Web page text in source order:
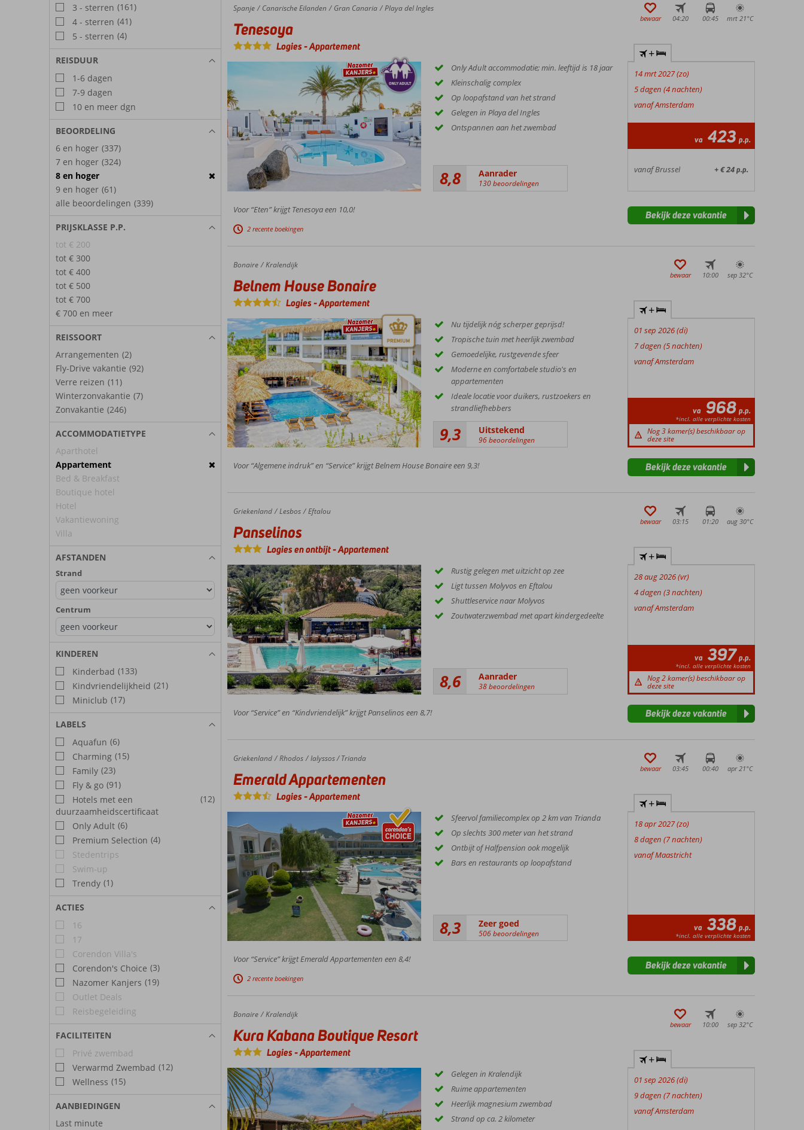
3 - sterren (161)
4 - sterren (41)
5 - sterren (4)
REISDUUR
1-6 dagen
7-9 dagen
10 en meer dgn
BEOORDELING
6 en hoger (337)
7 en hoger (324)
8 en hoger
9 en hoger (61)
alle beoordelingen (339)
PRIJSKLASSE P.P.
tot € 200
tot € 300
tot € 400
tot € 500
tot € 700
€ 700 en meer
REISSOORT
Arrangementen (2)
Fly-Drive vakantie (92)
Verre reizen (11)
Winterzonvakantie (7)
Zonvakantie (246)
ACCOMMODATIETYPE
Aparthotel
Appartement
Bed & Breakfast
Boutique hotel
Hotel
Vakantiewoning
Villa
AFSTANDEN
Strand
Centrum
KINDEREN
Kinderbad (133)
Kindvriendelijkheid (21)
Miniclub (17)
LABELS
Aquafun (6)
Charming (15)
Family (23)
Fly & go (91)
Hotels met een
duurzaamheidscertificaat
(12)
Only Adult (6)
Premium Selection (4)
Stedentrips
Swim-up
Trendy (1)
ACTIES
16
17
Corendon Villa's
Corendon's Choice (3)
Nazomer Kanjers (19)
Outlet Deals
Reisbegeleiding
FACILITEITEN
Privé zwembad
Verwarmd Zwembad (12)
Wellness (15)
AANBIEDINGEN
Last minute
Home
Spanje Canarische Eilanden Gran Canaria Playa del Ingles
Tenesoya
Tenesoya
Logies-Appartement
bewaar 04:20 00:45 mrt 21°C
Only Adult accommodatie; min. leeftijd is 18 jaar
Kleinschalig complex
Op loopafstand van het strand
Gelegen in Playa del Ingles
Ontspannen aan het zwembad
8,8 Aanrader
130 beoordelingen
+
14 mrt 2027 (zo)
5 dagen (4 nachten)
vanaf Amsterdam
va 423 p.p.
vanaf Brussel + € 24p.p.
Voor “Eten” krijgt Tenesoya een 10,0!
2 recente boekingen
Bekijk deze vakantie
Home
Bonaire Kralendijk
Belnem House Bonaire
Belnem House Bonaire
Logies-Appartement
bewaar 10:00 sep 32°C
Nu tijdelijk nóg scherper geprijsd!
Tropische tuin met heerlijk zwembad
Gemoedelijke, rustgevende sfeer
Moderne en comfortabele studio's en
appartementen
Ideale locatie voor duikers, rustzoekers en
strandliefhebbers
9,3 Uitstekend
96 beoordelingen
+
01 sep 2026 (di)
7 dagen (5 nachten)
vanaf Amsterdam
va 968 p.p.
*incl. alle verplichte kosten
Nog 3 kamer(s) beschikbaar op
deze site
Voor “Algemene indruk” en “Service” krijgt Belnem House Bonaire een 9,3! Bekijk deze vakantie
Home
Griekenland Lesbos Eftalou
Panselinos
Panselinos
Logies en ontbijt-Appartement
bewaar 03:15 01:20 aug 30°C
Rustig gelegen met uitzicht op zee
Ligt tussen Molyvos en Eftalou
Shuttleservice naar Molyvos
Zoutwaterzwembad met apart kindergedeelte
8,6 Aanrader
38 beoordelingen
+
28 aug 2026 (vr)
4 dagen (3 nachten)
vanaf Amsterdam
va 397 p.p.
*incl. alle verplichte kosten
Nog 2 kamer(s) beschikbaar op
deze site
Voor “Service” en “Kindvriendelijk” krijgt Panselinos een 8,7! Bekijk deze vakantie
Home
Griekenland Rhodos Ialyssos / Trianda
Emerald Appartementen
Emerald Appartementen
Logies-Appartement
bewaar 03:45 00:40 apr 21°C
Sfeervol familiecomplex op 2 km van Trianda
Op slechts 300 meter van het strand
Ontbijt of Halfpension ook mogelijk
Bars en restaurants op loopafstand
8,3 Zeer goed
506 beoordelingen
+
18 apr 2027 (zo)
8 dagen (7 nachten)
vanaf Maastricht
va 338 p.p.
*incl. alle verplichte kosten
Voor “Service” krijgt Emerald Appartementen een 8,4!
2 recente boekingen
Bekijk deze vakantie
Home
Bonaire Kralendijk
Kura Kabana Boutique Resort
Kura Kabana Boutique Resort
Logies-Appartement
bewaar 10:00 sep 32°C
Gelegen in Kralendijk
Ruime appartementen
Heerlijk magnesium zwembad
Strand op ca. 2 kilometer
+
01 sep 2026 (di)
9 dagen (7 nachten)
vanaf Amsterdam